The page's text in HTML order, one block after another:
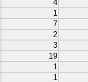
4
1
7
2
3
19
1
1